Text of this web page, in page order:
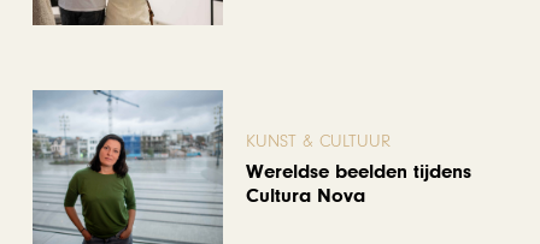
KUNST & CULTUUR
Wereldse beelden tijdens
Cultura Nova